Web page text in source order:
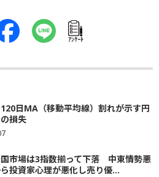
ｱﾝｹｰﾄ
120日MA（移動平均線）割れが示す円
損失
国市場は3指数揃って下落 中東情勢悪
投資家心理が悪化し売り優...